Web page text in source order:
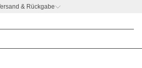
& Rückgabe